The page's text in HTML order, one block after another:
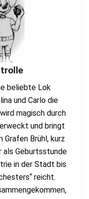
beliebte Lok
und Carlo die
magisch durch
und bringt
Grafen Brühl, kurz
als Geburtsstunde
in der Stadt bis
reicht.